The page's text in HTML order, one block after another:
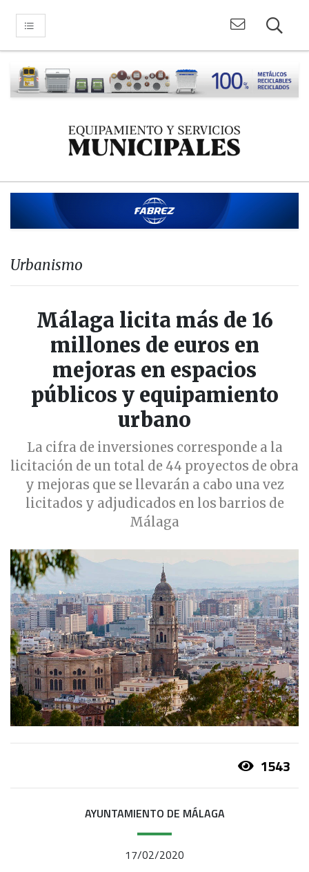
Urbanismo
Málaga licita más de 16
millones de euros en
mejoras en espacios
públicos y equipamiento
urbano
La cifra de inversiones corresponde a la
licitación de un total de 44 proyectos de obra
y mejoras que se llevarán a cabo una vez
licitados y adjudicados en los barrios de
Málaga
1543
AYUNTAMIENTO DE MÁLAGA
17/02/2020